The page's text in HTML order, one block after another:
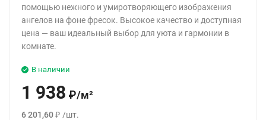
помощью нежного и умиротворяющего изображения
ангелов на фоне фресок. Высокое качество и доступная
цена — ваш идеальный выбор для уюта и гармонии в
комнате.
В наличии
1 938 ₽/м²
6 201,60₽ /шт.